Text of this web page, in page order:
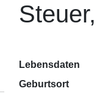
Lebensdaten
Geburtsort